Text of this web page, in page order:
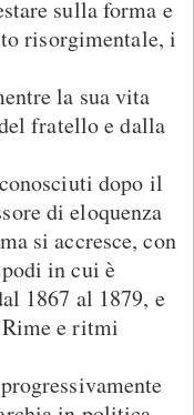
sulla forma e
risorgimentale, i
la sua vita
fratello e dalla
dopo il
di eloquenza
si accresce, con
in cui è
1867 al 1879, e
e ritmi